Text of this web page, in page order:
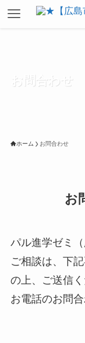
お問合わせ
ホーム お問合わせ
お
パル進学ゼミ
ご相談は、下
の上、ご送信く
お電話のお問合